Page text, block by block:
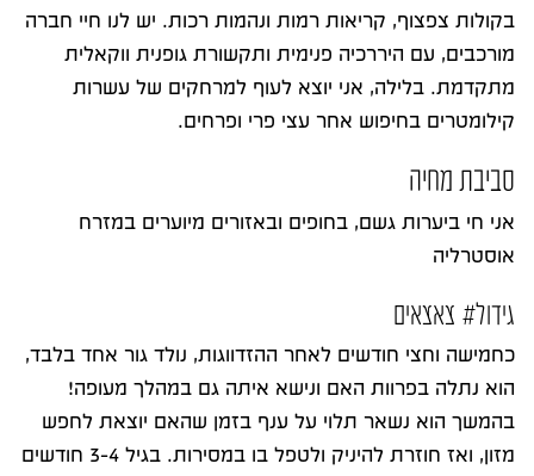
בקולות צפצוף, קריאות רמות ונהמות רכות. יש לנו חיי חברה
מורכבים, עם היררכיה פנימית ותקשורת גופנית ווקאלית
מתקדמת. בלילה, אני יוצא לעוף למרחקים של עשרות
קילומטרים בחיפוש אחר עצי פרי ופרחים.
סביבת מחיה
אני חי ביערות גשם, בחופים ובאזורים מיוערים במזרח
אוסטרליה
גידול# צאצאים
כחמישה וחצי חודשים לאחר ההזדווגות, נולד גור אחד בלבד,
הוא נתלה בפרוות האם ונישא איתה גם במהלך מעופה!
בהמשך הוא נשאר תלוי על ענף בזמן שהאם יוצאת לחפש
מזון, ואז חוזרת להיניק ולטפל בו במסירות. בגיל 3-4 חודשים